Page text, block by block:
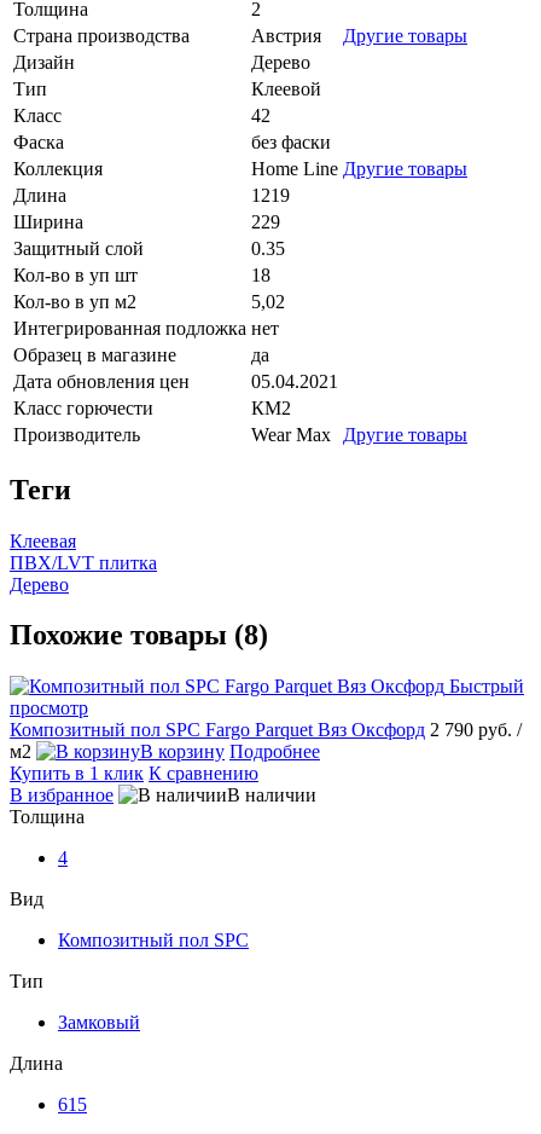
Толщина
2
Страна производства
Австрия
Другие товары
Дизайн
Дерево
Тип
Клеевой
Класс
42
Фаска
без фаски
Коллекция
Home Line Другие товары
Длина
1219
Ширина
229
Защитный слой
0.35
Кол-во в уп шт
18
Кол-во в уп м2
5,02
Интегрированная подложка нет
Образец в магазине
да
Дата обновления цен
05.04.2021
Класс горючести
КМ2
Производитель
Wear Max Другие товары
Теги
Клеевая
ПВХ/LVT плитка
Дерево
Похожие товары (8)
Быстрый
просмотр
Композитный пол SPC Fargo Parquet Вяз Оксфорд 2 790 руб. /
м2
В корзину Подробнее
Купить в 1 клик К сравнению
В избранное
В наличии
Толщина
4
Вид
Композитный пол SPC
Тип
Замковый
Длина
615